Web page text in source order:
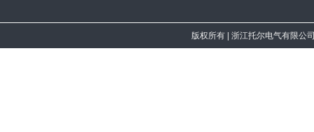
版权所有| 浙江托尔电气有限公